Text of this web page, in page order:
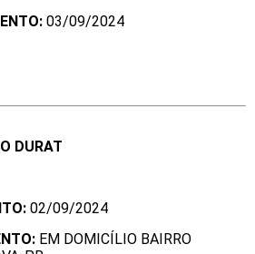
03/09/2024
DURAT
02/09/2024
EM DOMICÍLIO BAIRRO